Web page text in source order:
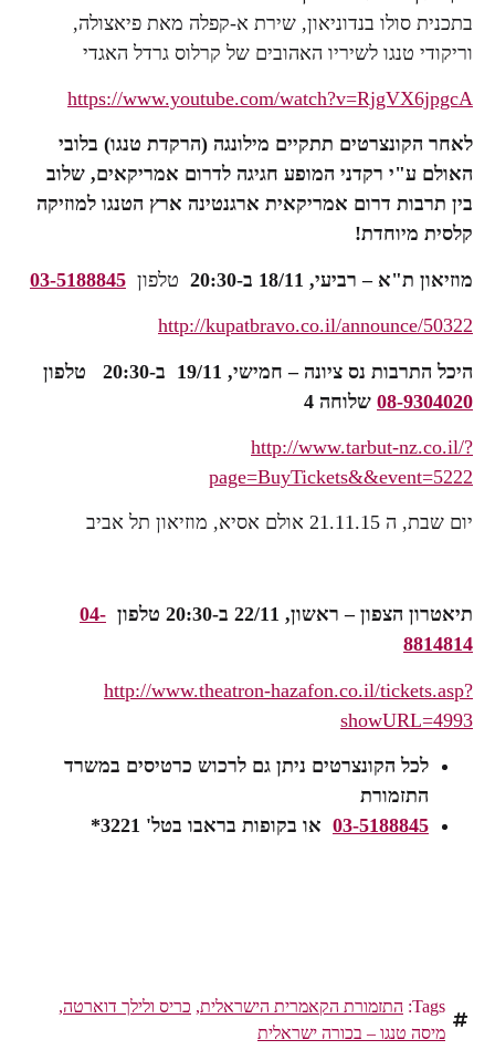
בתכנית סולו בנדוניאון, שירת א-קפלה מאת פיאצולה,
וריקודי טנגו לשיריו האהובים של קרלוס גרדל האגדי
https://www.youtube.com/watch?v=RjgVX6jpgcA
לאחר הקונצרטים תתקיים מילונגה (הרקדת טנגו) בלובי
האולם ע"י רקדני המופע חגיגה לדרום אמריקאים, שלוב
בין תרבות דרום אמריקאית ארגנטינה ארץ הטנגו למוזיקה
קלסית מיוחדת!
מוזיאון ת"א – רביעי, 18/11 ב-20:30 טלפון 03-5188845
http://kupatbravo.co.il/announce/50322
היכל התרבות נס ציונה – חמישי, 19/11 ב-20:30 טלפון
08-9304020 שלוחה 4
http://www.tarbut-nz.co.il/?
page=BuyTickets&&event=5222
יום שבת, ה 21.11.15 אולם אסיא, מוזיאון תל אביב
תיאטרון הצפון – ראשון, 22/11 ב-20:30 טלפון 04-
8814814
http://www.theatron-hazafon.co.il/tickets.asp?
showURL=4993
לכל הקונצרטים ניתן גם לרכוש כרטיסים במשרד
התזמורת
03-5188845 או בקופות בראבו בטל' 3221*
Tags: התזמורת הקאמרית הישראלית, כריס ולילך דוארטה,
מיסה טנגו – בכורה ישראלית